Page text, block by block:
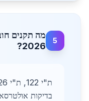
5
מה תקנים
2026?
בדיקות